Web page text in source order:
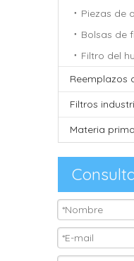
Piezas de
Bolsas de
Filtro del
Filtros
Materia prima